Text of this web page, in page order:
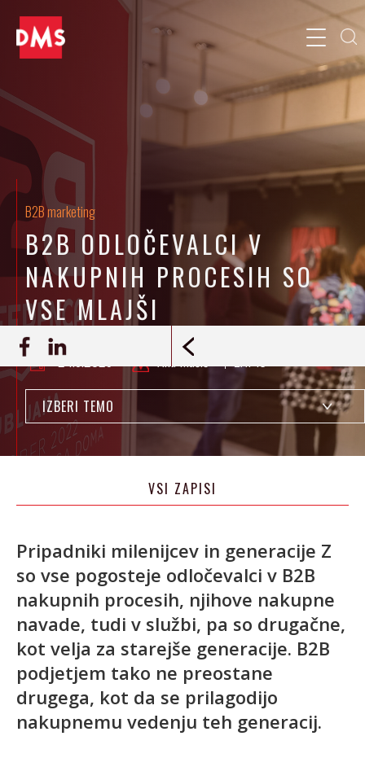
B2B marketing
B2B ODLOČEVALCI V
NAKUPNIH PROCESIH SO
VSE MLAJŠI
24.8.2023 Ana Mušič
IZBERI TEMO
VSI ZAPISI
Pripadniki milenijcev in generacije Z
so vse pogosteje odločevalci v B2B
nakupnih procesih, njihove nakupne
navade, tudi v službi, pa so drugačne,
kot velja za starejše generacije. B2B
podjetjem tako ne preostane
drugega, kot da se prilagodijo
nakupnemu vedenju teh generacij.